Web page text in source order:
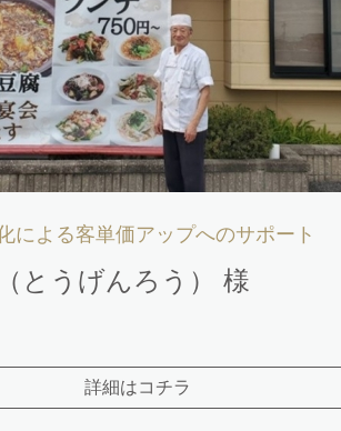
による客単価アップへのサポート
とうげんろう） 様
詳細はコチラ